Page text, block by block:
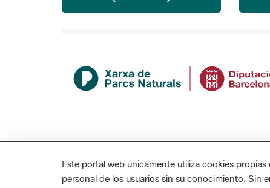
Este portal web únicamente utiliza cookies
personal de los usuarios sin su conocimiento. Sin